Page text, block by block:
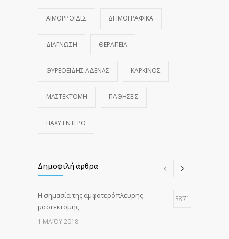
ΑΙΜΟΡΡΟΪ́ΔΕΣ ΔΗΜΟΓΡΑΦΙΚΆ
ΔΙΆΓΝΩΣΗ ΘΕΡΑΠΕΊΑ
ΘΥΡΕΟΕΙΔΉΣ ΑΔΈΝΑΣ ΚΑΡΚΊΝΟΣ
ΜΑΣΤΕΚΤΟΜΉ ΠΑΘΉΣΕΙΣ
ΠΑΧΎ ΈΝΤΕΡΟ
Δημοφιλή άρθρα
Η σημασία της αμφοτερόπλευρης
μαστεκτομής
3871
1 ΜΑΪ́ΟΥ 2018